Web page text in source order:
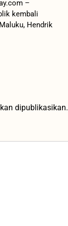
–
kembali
Hendrik
dipublikasikan.